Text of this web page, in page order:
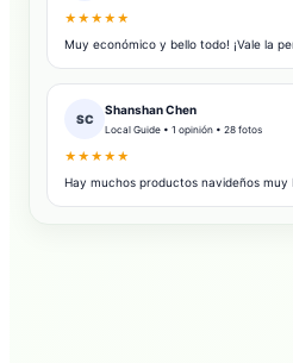
★★★★★
Muy económico y bello todo! ¡Vale la
SC
Shanshan Chen
Local Guide • 1 opinión • 28 fotos
★★★★★
Hay muchos productos navideños muy